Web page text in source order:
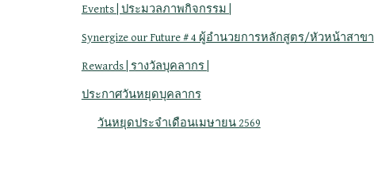
Events | ประมวลภาพกิจกรรม |
Synergize our Future # 4 ผู้อำนวยการหลักสูตร/หัวหน้าสาขา
Rewards | รางวัลบุคลากร |
ประกาศวันหยุดบุคลากร
วันหยุดประจำเดือนเมษายน 2569